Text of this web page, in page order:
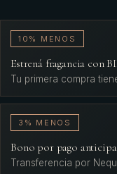
10% MENOS
Estrená fragancia con
Tu primera compra
3% MENOS
Bono por pago
Transferencia por